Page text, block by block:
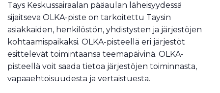
Tays Keskussairaalan pääaulan läheisyydessä
sijaitseva OLKA-piste on tarkoitettu Taysin
asiakkaiden, henkilöstön, yhdistysten ja järjestöjen
kohtaamispaikaksi. OLKA-pisteellä eri järjestöt
esittelevät toimintaansa teemapäivinä. OLKA-
pisteellä voit saada tietoa järjestöjen toiminnasta,
vapaaehtoisuudesta ja vertaistuesta.